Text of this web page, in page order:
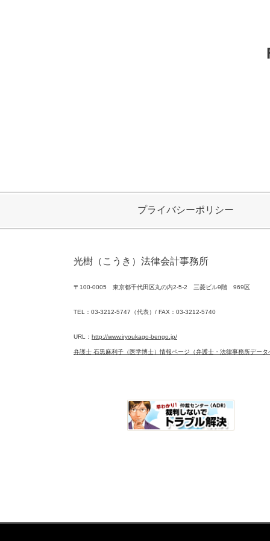
プライバシーポリシー
光樹（こうき）法律会計事務所
〒100-0005 東京都千代田区丸の内2-5-2 三菱ビル9階 969区
TEL：03-3212-5747（代表）/ FAX：03-3212-5740
URL： http://www.iryoukago-bengo.jp/
弁護士 石黒麻利子（医学博士）情報ページ（弁護士・法律事務所データ